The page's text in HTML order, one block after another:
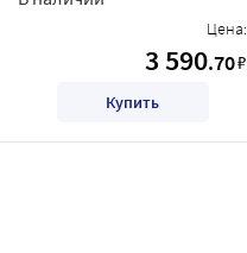
Цена:
3 590.70₽
Купить